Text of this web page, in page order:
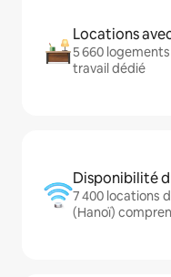
Locations
5 660
travail dédié
Disponibilité
7 400 locations
(Hanoï)